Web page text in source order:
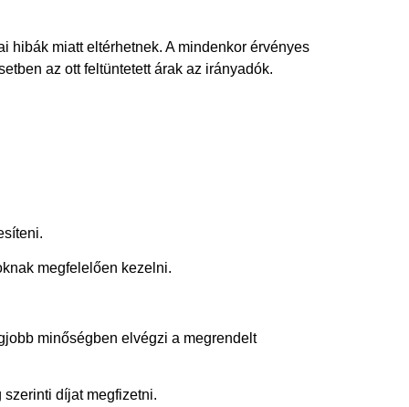
miatt eltérhetnek. A mindenkor érvényes
az ott feltüntetett árak az irányadók.
megfelelően kezelni.
minőségben elvégzi a megrendelt
díjat megfizetni.